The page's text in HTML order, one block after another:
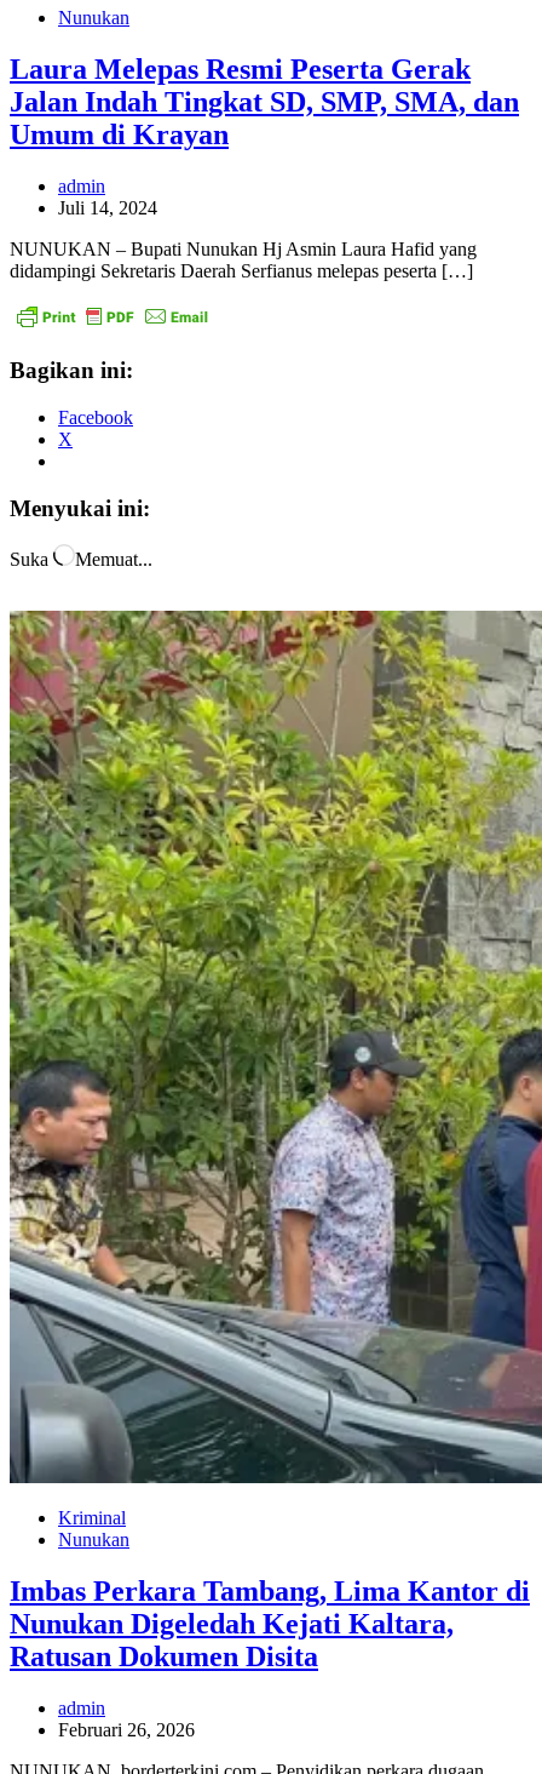
Nunukan
Laura Melepas Resmi Peserta Gerak
Jalan Indah Tingkat SD, SMP, SMA, dan
Umum di Krayan
admin
Juli 14, 2024
NUNUKAN – Bupati Nunukan Hj Asmin Laura Hafid yang
didampingi Sekretaris Daerah Serfianus melepas peserta […]
Bagikan ini:
Facebook
X
Menyukai ini:
Suka Memuat...
Kriminal
Nunukan
Imbas Perkara Tambang, Lima Kantor di
Nunukan Digeledah Kejati Kaltara,
Ratusan Dokumen Disita
admin
Februari 26, 2026